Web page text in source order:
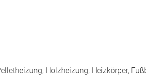
Holzheizung, Heizkörper,